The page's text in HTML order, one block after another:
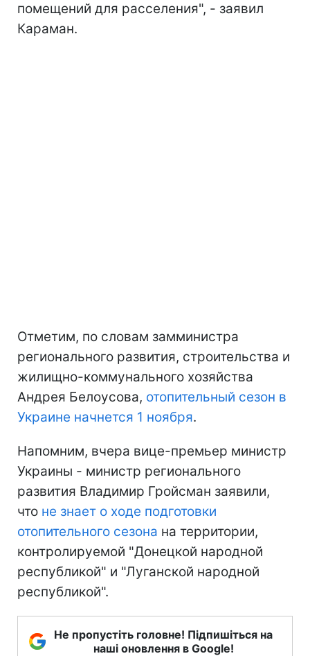
помещений для расселения", - заявил
Караман.
Отметим, по словам замминистра
регионального развития, строительства и
жилищно-коммунального хозяйства
Андрея Белоусова, отопительный сезон в
Украине начнется 1 ноября.
Напомним, вчера вице-премьер министр
Украины - министр регионального
развития Владимир Гройсман заявили,
что не знает о ходе подготовки
отопительного сезона на территории,
контролируемой "Донецкой народной
республикой" и "Луганской народной
республикой".
Не пропустіть головне! Підпишіться на
наші оновлення в Google!